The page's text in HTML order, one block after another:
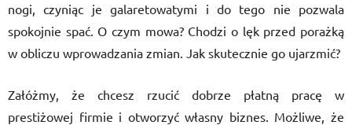
nogi, czyniąc je galaretowatymi i do tego nie pozwala
spokojnie spać. O czym mowa? Chodzi o lęk przed porażką
w obliczu wprowadzania zmian. Jak skutecznie go ujarzmić?
Załóżmy, że chcesz rzucić dobrze płatną pracę w
prestiżowej firmie i otworzyć własny biznes. Możliwe, że